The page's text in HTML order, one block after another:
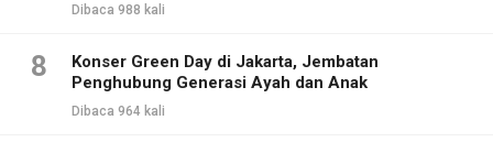
Dibaca 988 kali
8
Konser Green Day di Jakarta, Jembatan
Penghubung Generasi Ayah dan Anak
Dibaca 964 kali